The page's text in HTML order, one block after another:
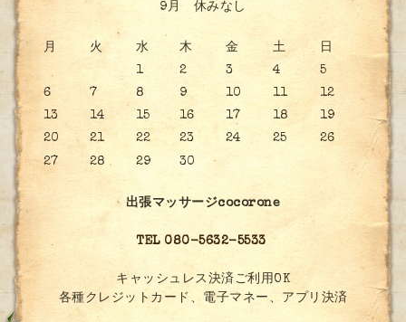
9月 休みなし
月 火 水 木 金 土
日
1
2 3 4
5
6
7 8 9 10 11
12
13
14 15 16 17 18
19
20
21 22 23 24 25
26
27
28 29 30
出張マッサージcocorone
TEL 080-5632-5533
キャッシュレス決済ご利用OK
各種クレジットカード、電子マネー、アプリ決済